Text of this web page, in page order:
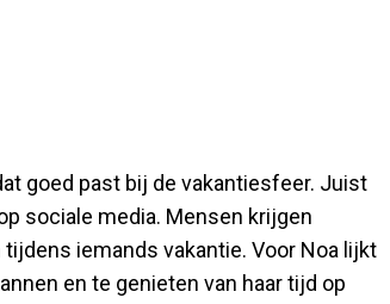
goed past bij de vakantiesfeer. Juist
sociale media. Mensen krijgen
iemands vakantie. Voor Noa lijkt
en te genieten van haar tijd op